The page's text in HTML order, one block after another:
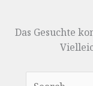
Das Gesuchte